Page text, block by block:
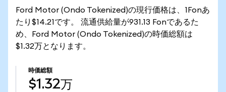
Ford Motor (Ondo Tokenized)の現行価格は、1Fonあ
たり$14.21です。 流通供給量が931.13 Fonであるた
め、Ford Motor (Ondo Tokenized)の時価総額は
$1.32万となります。
時価総額
$1.32万